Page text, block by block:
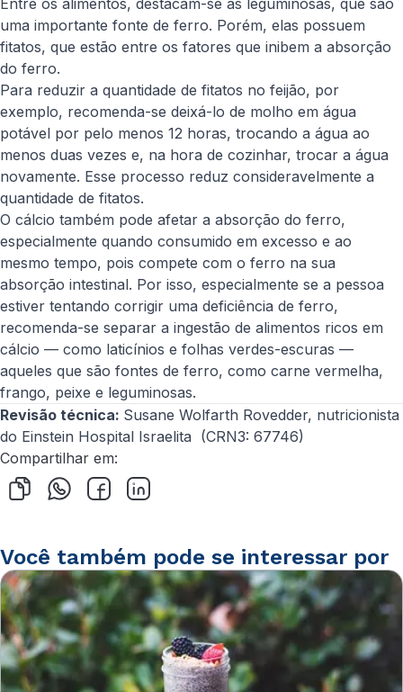
Entre os alimentos, destacam-se as leguminosas, que são
uma importante fonte de ferro. Porém, elas possuem
fitatos, que estão entre os fatores que inibem a absorção
do ferro.
Para reduzir a quantidade de fitatos no feijão, por
exemplo, recomenda-se deixá-lo de molho em água
potável por pelo menos 12 horas, trocando a água ao
menos duas vezes e, na hora de cozinhar, trocar a água
novamente. Esse processo reduz consideravelmente a
quantidade de fitatos.
O cálcio também pode afetar a absorção do ferro,
especialmente quando consumido em excesso e ao
mesmo tempo, pois compete com o ferro na sua
absorção intestinal. Por isso, especialmente se a pessoa
estiver tentando corrigir uma deficiência de ferro,
recomenda-se separar a ingestão de alimentos ricos em
cálcio — como laticínios e folhas verdes-escuras —
aqueles que são fontes de ferro, como carne vermelha,
frango, peixe e leguminosas.
Revisão técnica: Susane Wolfarth Rovedder, nutricionista
do Einstein Hospital Israelita (CRN3: 67746)
Compartilhar em:
Você também pode se interessar por